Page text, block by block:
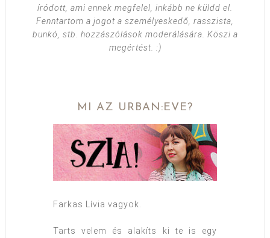
íródott, ami ennek megfelel, inkább ne küldd el.
Fenntartom a jogot a személyeskedő, rasszista,
bunkó, stb. hozzászólások moderálására. Köszi a
megértést. :)
MI AZ URBAN:EVE?
Farkas Lívia vagyok.
Tarts velem és alakíts ki te is egy